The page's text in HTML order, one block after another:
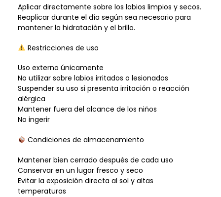
Aplicar directamente sobre los labios limpios y secos.
Reaplicar durante el día según sea necesario para
mantener la hidratación y el brillo.
Restricciones de uso
Uso externo únicamente
No utilizar sobre labios irritados o lesionados
Suspender su uso si presenta irritación o reacción
alérgica
Mantener fuera del alcance de los niños
No ingerir
Condiciones de almacenamiento
Mantener bien cerrado después de cada uso
Conservar en un lugar fresco y seco
Evitar la exposición directa al sol y altas
temperaturas